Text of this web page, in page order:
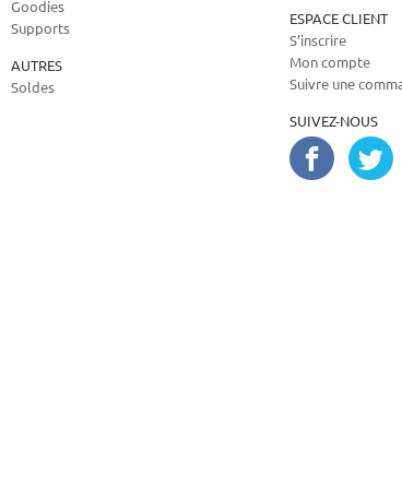
Goodies
Supports
AUTRES
Soldes
ESPACE CLIENT
S’inscrire
Mon compte
Suivre une
SUIVEZ-NOUS